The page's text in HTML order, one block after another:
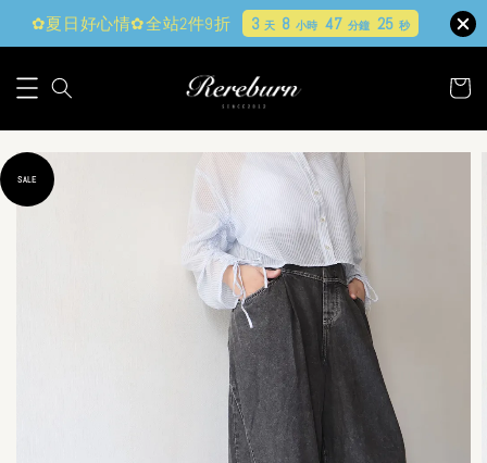
✿夏日好心情✿全站2件9折 3 天 8 小時 47 分鐘 23 秒
SALE